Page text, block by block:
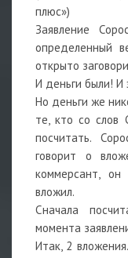
плюс»)
Заявление
определенный
открыто
И деньги были! И
Но деньги же
те, кто со слов
посчитать.
говорит о
коммерсант, он
вложил.
Сначала
момента
Итак, 2